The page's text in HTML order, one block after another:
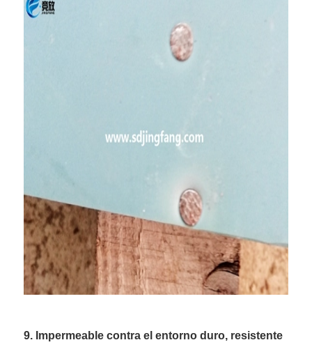
9. Impermeable contra el entorno duro, resistente